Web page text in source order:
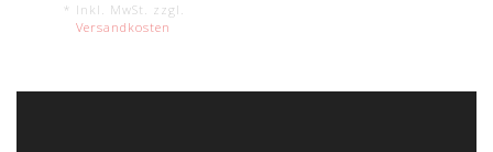
* Inkl. MwSt. zzgl.
Versandkosten